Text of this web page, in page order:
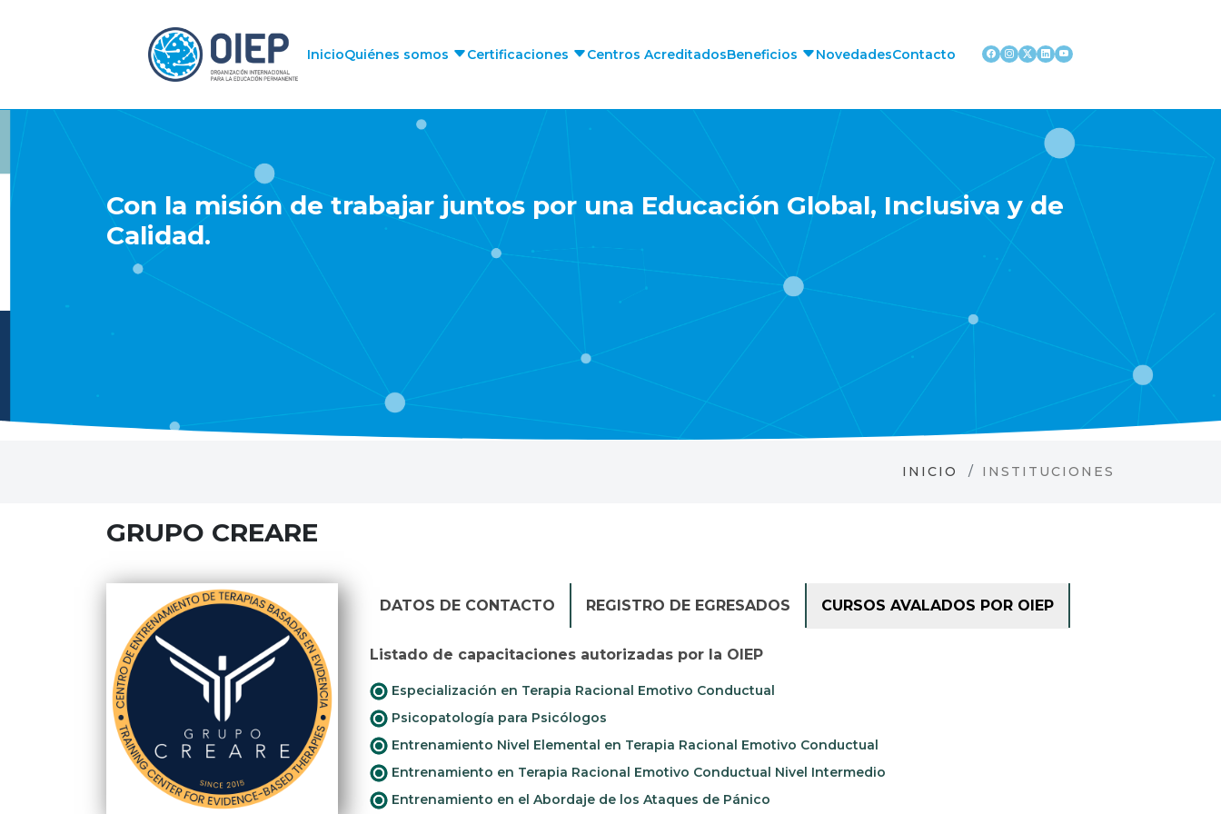
Con la misión de trabajar juntos por una Educación Global, Inclusiva y de
Calidad.
InicioQuiénes somos Certificaciones Centros AcreditadosBeneficios NovedadesContacto
INICIO INSTITUCIONES
GRUPO CREARE
DATOS DE CONTACTO REGISTRO DE EGRESADOS CURSOS AVALADOS POR OIEP
Listado de capacitaciones autorizadas por la OIEP
Especialización en Terapia Racional Emotivo Conductual
Psicopatología para Psicólogos
Entrenamiento Nivel Elemental en Terapia Racional Emotivo Conductual
Entrenamiento en Terapia Racional Emotivo Conductual Nivel Intermedio
Entrenamiento en el Abordaje de los Ataques de Pánico